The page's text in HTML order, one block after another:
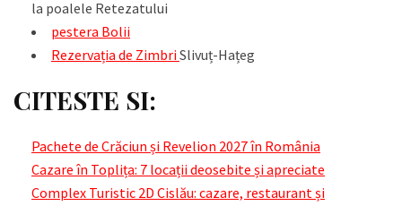
la poalele Retezatului
pestera Bolii
Rezervația de ZimbriSlivuț-Hațeg
CITESTE SI:
Pachete de Crăciun și Revelion 2027 în România
Cazare în Toplița: 7 locații deosebite și apreciate
Complex Turistic 2D Cislău: cazare, restaurant și